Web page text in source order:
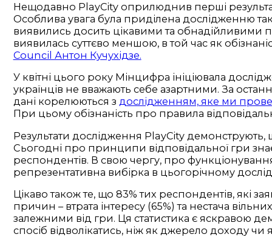
Нещодавно PlayCity оприлюднив перші
Особлива увага була приділена дослідженню
виявились досить цікавими та обнадійливими
виявилась суттєво меншою, в той час як
Council Антон Кучухідзе.
У квітні цього року Мінцифра ініціювала
українців не вважають себе азартними. За
дані корелюються з дослідженням, яке ми
При цьому обізнаність про правила
Результати дослідження PlayCity
Сьогодні про принципи відповідальної гри
респондентів. В свою чергу, про
репрезентативна вибірка в цьогорічному
Цікаво також те, що 83% тих респондентів, які
причин – втрата інтересу (65%) та нестача
залежними від гри. Ця статистика є яскравою
спосіб відволікатись, ніж як джерело доходу чи